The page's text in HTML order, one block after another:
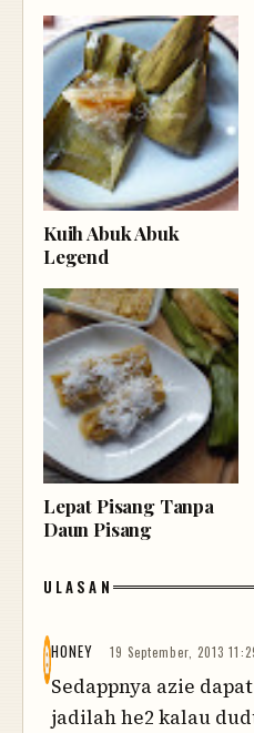
Kuih Abuk Abuk
Legend
Lepat Pisang Tanpa
Daun Pisang
ULASAN
HONEY 19 September, 2013
Sedappnya azie
jadilah he2 kalau